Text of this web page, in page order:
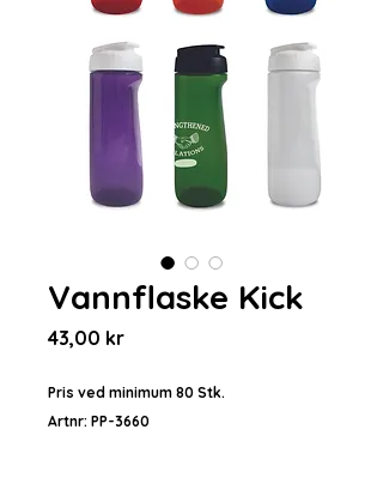
Vannflaske Kick
43,00 krPris
Pris ved minimum 80 Stk.
Artnr: PP-3660